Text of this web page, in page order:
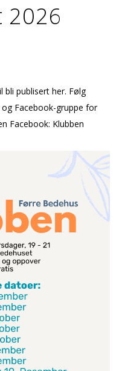
2026
bli publisert her. Følg
Facebook-gruppe for
Facebook: Klubben